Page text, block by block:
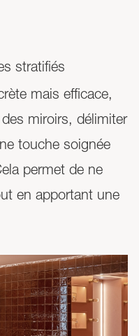
stratifiés
mais efficace,
miroirs, délimiter
touche soignée
permet de ne
en apportant une